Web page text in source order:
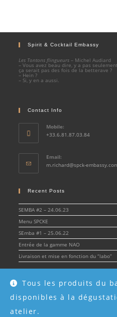
Tous les produits du
disponibles à la
atelier.
Spirit & Cocktail Embassy
Les Tontons flingueurs – Michel Audiard
– Vous avez beau dire, y a pas
ça serait pas des fois de la betterave ?
– Hein ?
– Si, y en a aussi.
Contact Info
Mobile:
+33.6.81.87.03.84
Email:
m.richard@spck-
Recent Posts
SEMBA #2 – 24.06.23
Menu SPCKE
SEmba #1 – 25.06.22
Entrée de la gamme NAO
Livraison et mise en fonction du “labo”
© Spirit & Cocktail Embassy 2022 -